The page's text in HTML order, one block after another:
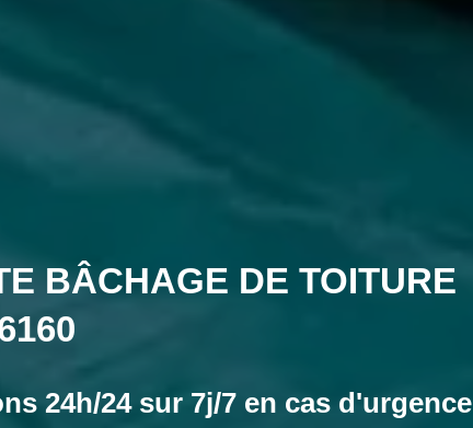
BÂCHAGE DE TOITURE
24h/24 sur 7j/7 en cas d'urgence